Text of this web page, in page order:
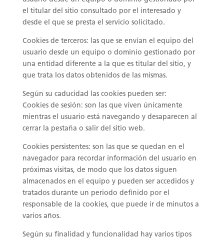
el titular del sitio consultado por el interesado y
desde el que se presta el servicio solicitado.
Cookies de terceros: las que se envían el equipo del
usuario desde un equipo o dominio gestionado por
una entidad diferente a la que es titular del sitio, y
que trata los datos obtenidos de las mismas.
Según su caducidad las cookies pueden ser:
Cookies de sesión: son las que viven únicamente
mientras el usuario está navegando y desaparecen al
cerrar la pestaña o salir del sitio web.
Cookies persistentes: son las que se quedan en el
navegador para recordar información del usuario en
próximas visitas, de modo que los datos siguen
almacenados en el equipo y pueden ser accedidos y
tratados durante un periodo definido por el
responsable de la cookies, que puede ir de minutos a
varios años.
Según su finalidad y funcionalidad hay varios tipos